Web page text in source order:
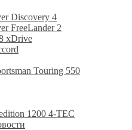
Discovery 4
FreeLander 2
xDrive
Touring 550
1200 4-TEC